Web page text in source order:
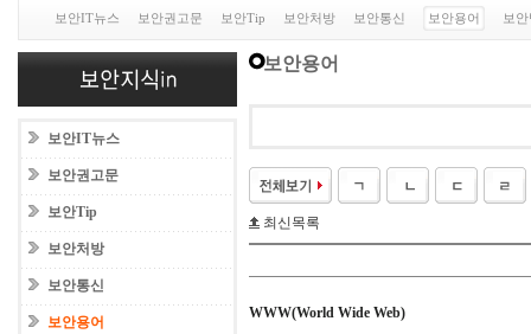
보안IT뉴스 보안권고문 보안Tip 보안처방 보안통신 보안용어 보
보안IT뉴스
보안권고문
보안Tip
보안처방
보안통신
보안용어
보안용어
최신목록
WWW(World Wide Web)